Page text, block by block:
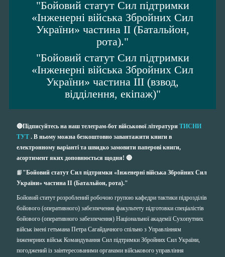
"Бойовий статут Сил підтримки
«Інженерні війська Збройних Сил
України» частина ІІ (Батальйон,
рота)."
"Бойовий статут Сил підтримки
«Інженерні війська Збройних Сил
України» частина ІІІ (взвод,
відділення, екіпаж)"
🔴Підписуйтесь на наш телеграм-бот військової літератури ТИСНИ
ТУТ . В ньому можна безкоштовно завантажити книги в
електронному варіанті та швидко замовити паперові книги,
асортимент яких доповнюється щодня! 🔴
📙 "Бойовий статут Сил підтримки «Інженерні війська Збройних Сил
України» частина ІІ (Батальйон, рота)."
Бойовий статут розроблений робочою групою кафедри тактики підрозділів
бойового (оперативного) забезпечення факультету підготовки спеціалістів
бойового (оперативного забезпечення) Національної академії Сухопутних
військ імені гетьмана Петра Сагайдачного спільно з Управлінням
інженерних військ Командування Сил підтримки Збройних Сил України,
погоджений із заінтересованими органами військового управління